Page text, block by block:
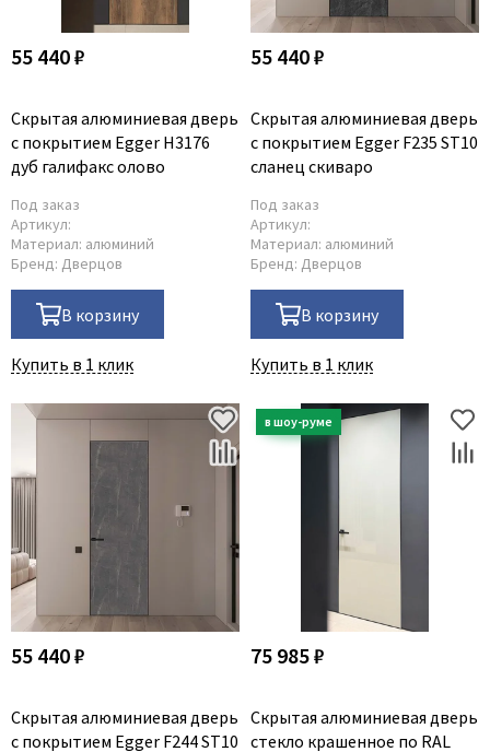
55 440 ₽
Скрытая алюминиевая дверь
с покрытием Egger H3176
дуб галифакс олово
Под заказ
Артикул:
Материал: алюминий
Бренд: Дверцов
В корзину
Купить в 1 клик
55 440 ₽
Скрытая алюминиевая дверь
с покрытием Egger F235 ST10
сланец скиваро
Под заказ
Артикул:
Материал: алюминий
Бренд: Дверцов
В корзину
Купить в 1 клик
55 440 ₽
Скрытая алюминиевая дверь
с покрытием Egger F244 ST10
75 985 ₽
Скрытая алюминиевая дверь
стекло крашенное по RAL